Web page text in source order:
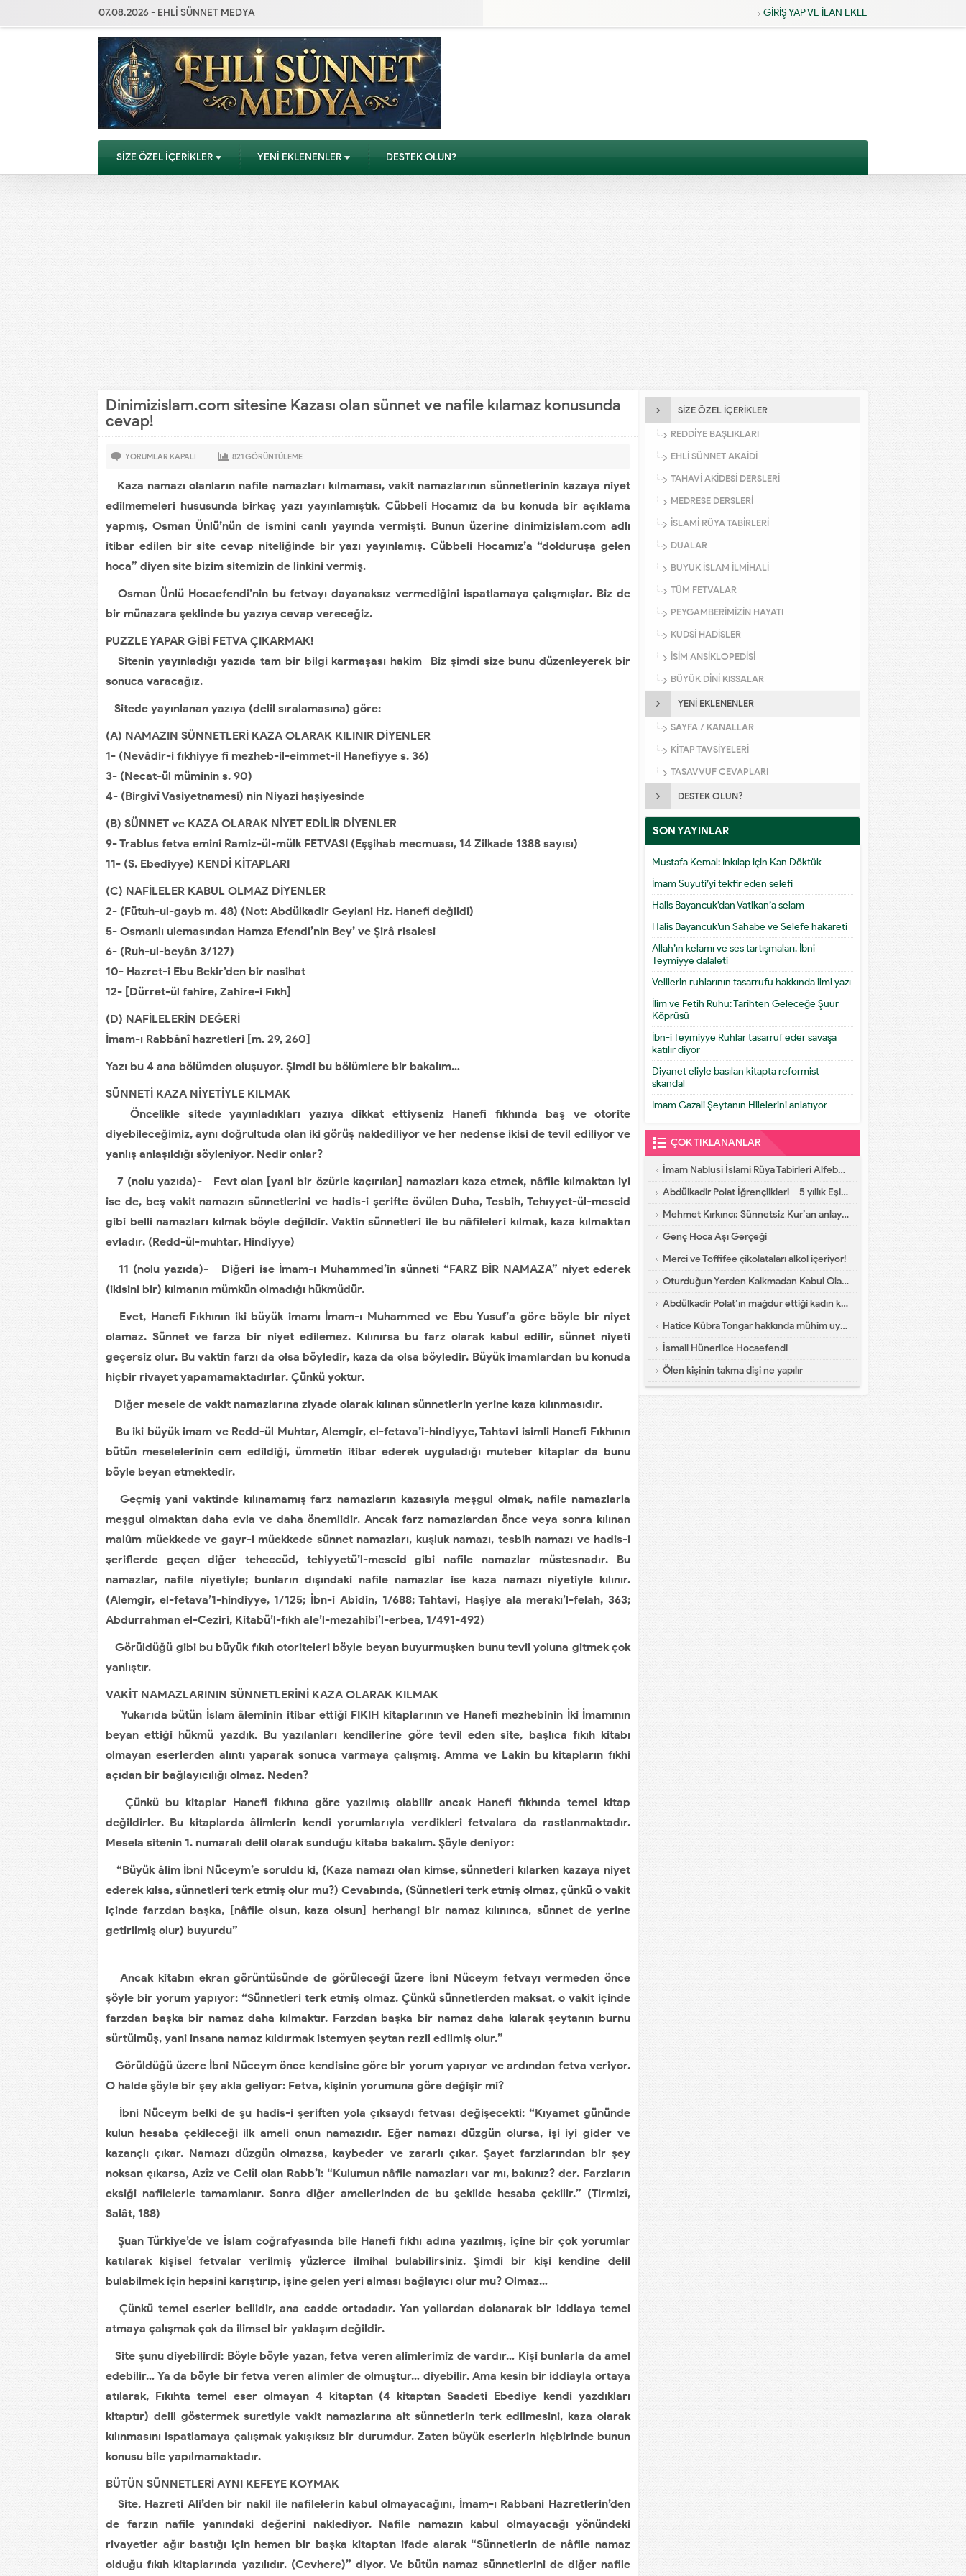
07.08.2026 - EHLİ SÜNNET MEDYA GİRİŞ YAP VE İLAN EKLE
SİZE ÖZEL İÇERİKLER YENİ EKLENENLER DESTEK OLUN?
Dinimizislam.com sitesine Kazası olan sünnet ve nafile kılamaz konusunda
cevap!
YORUMLAR KAPALI 821GÖRÜNTÜLEME
Kaza namazı olanların nafile namazları kılmaması, vakit namazlarının sünnetlerinin kazaya niyet
edilmemeleri hususunda birkaç yazı yayınlamıştık. Cübbeli Hocamız da bu konuda bir açıklama
yapmış, Osman Ünlü’nün de ismini canlı yayında vermişti. Bunun üzerine dinimizislam.com adlı
itibar edilen bir site cevap niteliğinde bir yazı yayınlamış. Cübbeli Hocamız’a “dolduruşa gelen
hoca” diyen site bizim sitemizin de linkini vermiş.
Osman Ünlü Hocaefendi’nin bu fetvayı dayanaksız vermediğini ispatlamaya çalışmışlar. Biz de
bir münazara şeklinde bu yazıya cevap vereceğiz.
PUZZLE YAPAR GİBİ FETVA ÇIKARMAK!
Sitenin yayınladığı yazıda tam bir bilgi karmaşası hakim Biz şimdi size bunu düzenleyerek bir
sonuca varacağız.
Sitede yayınlanan yazıya (delil sıralamasına) göre:
(A) NAMAZIN SÜNNETLERİ KAZA OLARAK KILINIR DİYENLER
1- (Nevâdir-i fıkhiyye fi mezheb-il-eimmet-il Hanefiyye s. 36)
3- (Necat-ül müminin s. 90)
4- (Birgivî Vasiyetnamesi) nin Niyazi haşiyesinde
(B) SÜNNET ve KAZA OLARAK NİYET EDİLİR DİYENLER
9- Trablus fetva emini Ramiz-ül-mülk FETVASI (Eşşihab mecmuası, 14 Zilkade 1388 sayısı)
11- (S. Ebediyye) KENDİ KİTAPLARI
(C) NAFİLELER KABUL OLMAZ DİYENLER
2- (Fütuh-ul-gayb m. 48) (Not: Abdülkadir Geylani Hz. Hanefi değildi)
5- Osmanlı ulemasından Hamza Efendi’nin Bey’ ve Şirâ risalesi
6- (Ruh-ul-beyân 3/127)
10- Hazret-i Ebu Bekir’den bir nasihat
12- [Dürret-ül fahire, Zahire-i Fıkh]
(D) NAFİLELERİN DEĞERİ
İmam-ı Rabbânî hazretleri [m. 29, 260]
Yazı bu 4 ana bölümden oluşuyor. Şimdi bu bölümlere bir bakalım…
SÜNNETİ KAZA NİYETİYLE KILMAK
Öncelikle sitede yayınladıkları yazıya dikkat ettiyseniz Hanefi fıkhında baş ve otorite
diyebileceğimiz, aynı doğrultuda olan iki görüş naklediliyor ve her nedense ikisi de tevil ediliyor ve
yanlış anlaşıldığı söyleniyor. Nedir onlar?
7 (nolu yazıda)- Fevt olan [yani bir özürle kaçırılan] namazları kaza etmek, nâfile kılmaktan iyi
ise de, beş vakit namazın sünnetlerini ve hadis-i şerifte övülen Duha, Tesbih, Tehıyyet-ül-mescid
gibi belli namazları kılmak böyle değildir. Vaktin sünnetleri ile bu nâfileleri kılmak, kaza kılmaktan
evladır. (Redd-ül-muhtar, Hindiyye)
11 (nolu yazıda)- Diğeri ise İmam-ı Muhammed’in sünneti “FARZ BİR NAMAZA” niyet ederek
(ikisini bir) kılmanın mümkün olmadığı hükmüdür.
Evet, Hanefi Fıkhının iki büyük imamı İmam-ı Muhammed ve Ebu Yusuf’a göre böyle bir niyet
olamaz. Sünnet ve farza bir niyet edilemez. Kılınırsa bu farz olarak kabul edilir, sünnet niyeti
geçersiz olur. Bu vaktin farzı da olsa böyledir, kaza da olsa böyledir. Büyük imamlardan bu konuda
hiçbir rivayet yapamamaktadırlar. Çünkü yoktur.
Diğer mesele de vakit namazlarına ziyade olarak kılınan sünnetlerin yerine kaza kılınmasıdır.
Bu iki büyük imam ve Redd-ül Muhtar, Alemgir, el-fetava’i-hindiyye, Tahtavi isimli Hanefi Fıkhının
bütün meselelerinin cem edildiği, ümmetin itibar ederek uyguladığı muteber kitaplar da bunu
böyle beyan etmektedir.
Geçmiş yani vaktinde kılınamamış farz namazların kazasıyla meşgul olmak, nafile namazlarla
meşgul olmaktan daha evla ve daha önemlidir. Ancak farz namazlardan önce veya sonra kılınan
malûm müekkede ve gayr-i müekkede sünnet namazları, kuşluk namazı, tesbih namazı ve hadis-i
şeriflerde geçen diğer teheccüd, tehiyyetü’l-mescid gibi nafile namazlar müstesnadır. Bu
namazlar, nafile niyetiyle; bunların dışındaki nafile namazlar ise kaza namazı niyetiyle kılınır.
(Alemgir, el-fetava’1-hindiyye, 1/125; İbn-i Abidin, 1/688; Tahtavi, Haşiye ala merakı’l-felah, 363;
Abdurrahman el-Ceziri, Kitabü’l-fıkh ale’l-mezahibi’l-erbea, 1/491-492)
Görüldüğü gibi bu büyük fıkıh otoriteleri böyle beyan buyurmuşken bunu tevil yoluna gitmek çok
yanlıştır.
VAKİT NAMAZLARININ SÜNNETLERİNİ KAZA OLARAK KILMAK
Yukarıda bütün İslam âleminin itibar ettiği FIKIH kitaplarının ve Hanefi mezhebinin İki İmamının
beyan ettiği hükmü yazdık. Bu yazılanları kendilerine göre tevil eden site, başlıca fıkıh kitabı
olmayan eserlerden alıntı yaparak sonuca varmaya çalışmış. Amma ve Lakin bu kitapların fıkhi
açıdan bir bağlayıcılığı olmaz. Neden?
Çünkü bu kitaplar Hanefi fıkhına göre yazılmış olabilir ancak Hanefi fıkhında temel kitap
değildirler. Bu kitaplarda âlimlerin kendi yorumlarıyla verdikleri fetvalara da rastlanmaktadır.
Mesela sitenin 1. numaralı delil olarak sunduğu kitaba bakalım. Şöyle deniyor:
“Büyük âlim İbni Nüceym’e soruldu ki, (Kaza namazı olan kimse, sünnetleri kılarken kazaya niyet
ederek kılsa, sünnetleri terk etmiş olur mu?) Cevabında, (Sünnetleri terk etmiş olmaz, çünkü o vakit
içinde farzdan başka, [nâfile olsun, kaza olsun] herhangi bir namaz kılınınca, sünnet de yerine
getirilmiş olur) buyurdu”
Ancak kitabın ekran görüntüsünde de görüleceği üzere İbni Nüceym fetvayı vermeden önce
şöyle bir yorum yapıyor: “Sünnetleri terk etmiş olmaz. Çünkü sünnetlerden maksat, o vakit içinde
farzdan başka bir namaz daha kılmaktır. Farzdan başka bir namaz daha kılarak şeytanın burnu
sürtülmüş, yani insana namaz kıldırmak istemyen şeytan rezil edilmiş olur.”
Görüldüğü üzere İbni Nüceym önce kendisine göre bir yorum yapıyor ve ardından fetva veriyor.
O halde şöyle bir şey akla geliyor: Fetva, kişinin yorumuna göre değişir mi?
İbni Nüceym belki de şu hadis-i şeriften yola çıksaydı fetvası değişecekti: “Kıyamet gününde
kulun hesaba çekileceği ilk ameli onun namazıdır. Eğer namazı düzgün olursa, işi iyi gider ve
kazançlı çıkar. Namazı düzgün olmazsa, kaybeder ve zararlı çıkar. Şayet farzlarından bir şey
noksan çıkarsa, Azîz ve Celîl olan Rabb’i:“Kulumun nâfile namazları var mı, bakınız? der. Farzların
eksiği nafilelerle tamamlanır. Sonra diğer amellerinden de bu şekilde hesaba çekilir.” (Tirmizî,
Salât, 188)
Şuan Türkiye’de ve İslam coğrafyasında bile Hanefi fıkhı adına yazılmış, içine bir çok yorumlar
katılarak kişisel fetvalar verilmiş yüzlerce ilmihal bulabilirsiniz. Şimdi bir kişi kendine delil
bulabilmek için hepsini karıştırıp, işine gelen yeri alması bağlayıcı olur mu? Olmaz…
Çünkü temel eserler bellidir, ana cadde ortadadır. Yan yollardan dolanarak bir iddiaya temel
atmaya çalışmak çok da ilimsel bir yaklaşım değildir.
Site şunu diyebilirdi: Böyle böyle yazan, fetva veren alimlerimiz de vardır… Kişi bunlarla da amel
edebilir… Ya da böyle bir fetva veren alimler de olmuştur… diyebilir. Ama kesin bir iddiayla ortaya
atılarak, Fıkıhta temel eser olmayan 4 kitaptan (4 kitaptan Saadeti Ebediye kendi yazdıkları
kitaptır) delil göstermek suretiyle vakit namazlarına ait sünnetlerin terk edilmesini, kaza olarak
kılınmasını ispatlamaya çalışmak yakışıksız bir durumdur. Zaten büyük eserlerin hiçbirinde bunun
konusu bile yapılmamaktadır.
BÜTÜN SÜNNETLERİ AYNI KEFEYE KOYMAK
Site, Hazreti Ali’den bir nakil ile nafilelerin kabul olmayacağını, İmam-ı Rabbani Hazretlerin’den
de farzın nafile yanındaki değerini naklediyor. Nafile namazın kabul olmayacağı yönündeki
rivayetler ağır bastığı için hemen bir başka kitaptan ifade alarak “Sünnetlerin de nâfile namaz
olduğu fıkıh kitaplarında yazılıdır. (Cevhere)” diyor. Ve bütün namaz sünnetlerini de diğer nafile
SİZE ÖZEL İÇERİKLER
REDDİYE BAŞLIKLARI
EHLİ SÜNNET AKAİDİ
TAHAVİ AKİDESİ DERSLERİ
MEDRESE DERSLERİ
İSLAMİ RÜYA TABİRLERİ
DUALAR
BÜYÜK İSLAM İLMİHALİ
TÜM FETVALAR
PEYGAMBERİMİZİN HAYATI
KUDSİ HADİSLER
İSİM ANSİKLOPEDİSİ
BÜYÜK DİNİ KISSALAR
YENİ EKLENENLER
SAYFA / KANALLAR
KİTAP TAVSİYELERİ
TASAVVUF CEVAPLARI
DESTEK OLUN?
SON YAYINLAR
Mustafa Kemal: İnkılap için Kan Döktük
İmam Suyuti’yi tekfir eden selefi
Halis Bayancuk’dan Vatikan’a selam
Halis Bayancuk’un Sahabe ve Selefe hakareti
Allah’ın kelamı ve ses tartışmaları. İbni
Teymiyye dalaleti
Velilerin ruhlarının tasarrufu hakkında ilmi yazı
İlim ve Fetih Ruhu: Tarihten Geleceğe Şuur
Köprüsü
İbn-i Teymiyye Ruhlar tasarruf eder savaşa
katılır diyor
Diyanet eliyle basılan kitapta reformist
skandal
İmam Gazali Şeytanın Hilelerini anlatıyor
ÇOK TIKLANANLAR
İmam Nablusi İslami Rüya Tabirleri Alfebatik Sıra
Abdülkadir Polat İğrençlikleri – 5 yıllık Eşinin İtirafları
Mehmet Kırkıncı: Sünnetsiz Kur’an anlayışı hastalıktır, dalalettir!
Genç Hoca Aşı Gerçeği
Merci ve Toffifee çikolataları alkol içeriyor!
Oturduğun Yerden Kalkmadan Kabul Olacak Dua
Abdülkadir Polat’ın mağdur ettiği kadın konuştu
Hatice Kübra Tongar hakkında mühim uyarı
İsmail Hünerlice Hocaefendi
Ölen kişinin takma dişi ne yapılır